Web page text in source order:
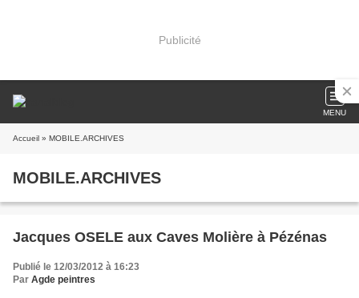
Publicité
MENU
Accueil » MOBILE.ARCHIVES
MOBILE.ARCHIVES
Jacques OSELE aux Caves Molière à Pézénas
Publié le 12/03/2012 à 16:23
Par Agde peintres